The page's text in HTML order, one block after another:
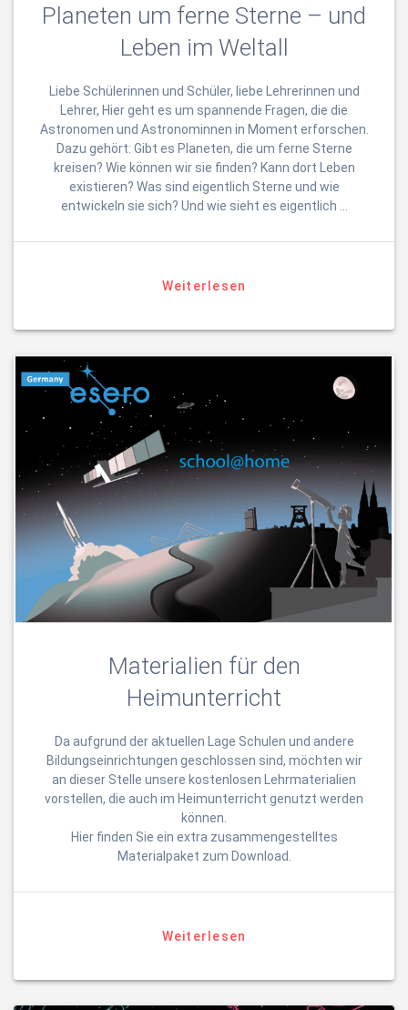
Planeten um ferne Sterne – und
Leben im Weltall
Liebe Schülerinnen und Schüler, liebe Lehrerinnen und
Lehrer, Hier geht es um spannende Fragen, die die
Astronomen und Astronominnen in Moment erforschen.
Dazu gehört: Gibt es Planeten, die um ferne Sterne
kreisen? Wie können wir sie finden? Kann dort Leben
existieren? Was sind eigentlich Sterne und wie
entwickeln sie sich? Und wie sieht es eigentlich …
Weiterlesen
Materialien für den
Heimunterricht
Da aufgrund der aktuellen Lage Schulen und andere
Bildungseinrichtungen geschlossen sind, möchten wir
an dieser Stelle unsere kostenlosen Lehrmaterialien
vorstellen, die auch im Heimunterricht genutzt werden
können.
Hier finden Sie ein extra zusammengestelltes
Materialpaket zum Download.
Weiterlesen